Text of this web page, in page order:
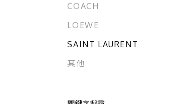
COACH
LOEWE
SAINT LAURENT
其他